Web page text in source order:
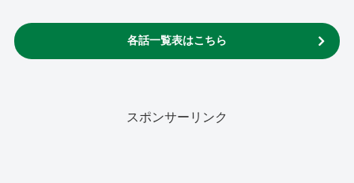
各話一覧表はこちら
スポンサーリンク